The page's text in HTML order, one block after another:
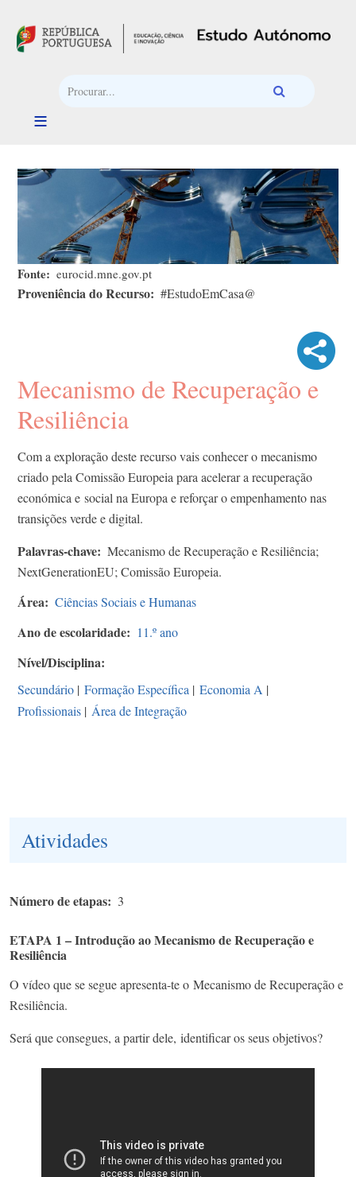
Fonte eurocid.mne.gov.pt
Proveniência do Recurso #EstudoEmCasa@
Mecanismo de Recuperação e
Resiliência
Com a exploração deste recurso vais conhecer o mecanismo
criado pela Comissão Europeia para acelerar a recuperação
económica e social na Europa e reforçar o empenhamento nas
transições verde e digital.
Palavras-chave
Mecanismo de Recuperação e Resiliência;
NextGenerationEU; Comissão Europeia.
Área Ciências Sociais e Humanas
Ano de escolaridade 11.º ano
Nível/Disciplina
Secundário | Formação Específica | Economia A |
Profissionais | Área de Integração
Atividades
Número de etapas 3
ETAPA 1 – Introdução ao Mecanismo de Recuperação e
Resiliência
O vídeo que se segue apresenta-te o Mecanismo de Recuperação e
Resiliência.
Será que consegues, a partir dele, identificar os seus objetivos?